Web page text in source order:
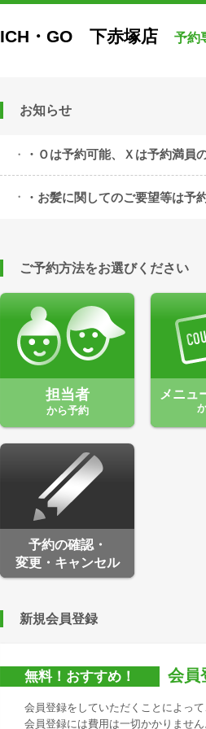
ICH・GO 下赤塚店 予約
お知らせ
・Ｏは予約可能、Ｘは予約満
・お髪に関してのご要望等は予
ご予約方法をお選びください
担当者
から予約
メニュ
予約の確認・
変更・キャンセル
新規会員登録
無料！おすすめ！ 会員
会員登録をしていただくことによっ
会員登録には費用は一切かかりません